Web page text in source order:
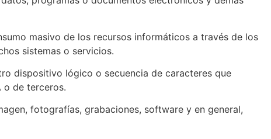
masivo de los recursos informáticos a través de los
sistemas o servicios.
dispositivo lógico o secuencia de caracteres que
o de terceros.
fotografías, grabaciones, software y en general,